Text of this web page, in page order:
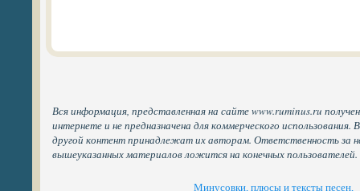
Вся информация, представленная на сайте www.ruminus.ru
интернете и не предназначена для коммерческого
другой контент принадлежат их авторам. Ответственность за
вышеуказанных материалов ложится на конечных пользователей.
Минусовки, плюсы и тексты песен,